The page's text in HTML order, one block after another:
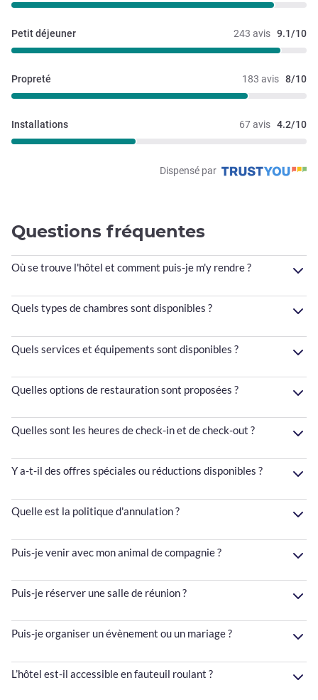
243 avis 9.1/10
Petit déjeuner
183 avis 8/10
Propreté
67 avis 4.2/10
Installations
Dispensé par
Questions fréquentes
Où se trouve l'hôtel et comment puis-je m'y rendre ?
Quels types de chambres sont disponibles ?
Quels services et équipements sont disponibles ?
Quelles options de restauration sont proposées ?
Quelles sont les heures de check-in et de check-out ?
Y a-t-il des offres spéciales ou réductions disponibles ?
Quelle est la politique d'annulation ?
Puis-je venir avec mon animal de compagnie ?
Puis-je réserver une salle de réunion ?
Puis-je organiser un évènement ou un mariage ?
L’hôtel est-il accessible en fauteuil roulant ?